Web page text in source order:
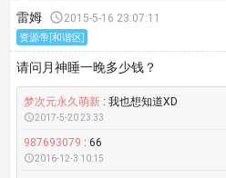
雷姆 2015-5-16 23:07:11
资源帝[和谐区]
请问月神睡一晚多少钱？
梦次元永久萌新: 我也想知道XD
2017-5-20 23:33
987693079 : 66
2016-12-3 10:15